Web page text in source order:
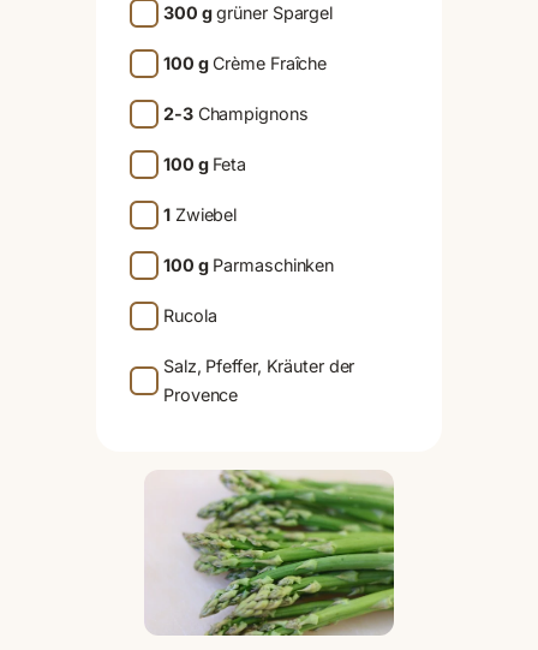
300 ggrüner Spargel
100 gCrème Fraîche
2-3Champignons
100 gFeta
1Zwiebel
100 gParmaschinken
Rucola
Salz, Pfeffer, Kräuter der
Provence